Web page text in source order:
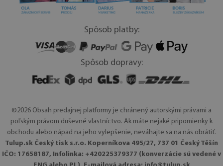
Spôsob platby:
Spôsob dopravy:
©2026 Obsah predajnej platformy je chránený autorskými právami a
poľským právom duševné vlastníctvo. Ak máte nejaké pripomienky k
obchodu alebo nápad na jeho vylepšenie, neváhajte sa na nás obrátiť.
Tulup.sk Český tisk s.r.o. Koperníkova 495/27, 737 01 Český Těšín
IČO: 17658187, Infolinka: +420225379377 (konverzácie sú vedené v